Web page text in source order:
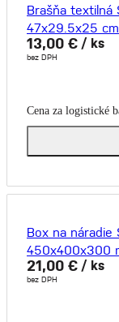
Brašňa textilná
47x29.5x25 cm
13,00 € / ks
bez DPH
Cena za logistické
Box na
450x400x300
21,00 € / ks
bez DPH